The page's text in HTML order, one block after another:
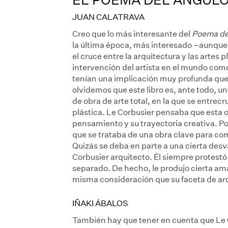
JUAN CALATRAVA
Creo que lo más interesante del Poema
la última época, más interesado
el cruce entre la arquitectura y las artes
intervención del artista en el mundo
tenían una implicación muy profunda
olvidemos que este libro es, ante todo,
de obra de arte total, en la que se
plástica. Le Corbusier pensaba que esta
pensamiento y su trayectoria creativa.
que se trataba de una obra clave para
Quizás se deba en parte a una cierta
Corbusier arquitecto. Él siempre
separado. De hecho, le produjo cierta
misma consideración que su faceta de
IÑAKI ÁBALOS
También hay que tener en cuenta que